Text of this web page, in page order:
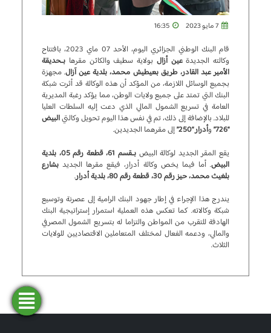
قام البنك الوطني الجزائري اليوم، الأحد 07 ماي 2023، بافتتاح
وكالته الجديدةعين أزال بولاية سطيف والكائن مقرها بـحديقة
الأمير عبد القادر، طريق بعيطيش محمد، بلدية عين آزال. مجهزة
بجميع الوسائل اللازمة، من المؤكد أن هذه الوكالة قد أثرت شبكة
البنك التي تمتد على جميع ولايات الوطن، مما يؤكد رغبة المديرية
العامة في تسريع الشمول المالي الذي دعت إليه السلطات العليا
للبلاد. بالإضافة إلى ذلك، تم في نفس هذا اليوم تحويل وكالتيالبيض
“726”
وأدرار “250”
إلى مقرهما الجديدين.
يقع المقر الجديد لوكالة البيض
بـقسم 61، قطعة رقم 05، بلدية
البيض. أما فيما يخص وكالة أدرار، فيقع مقرها الجديد بشارع
بلغيث محمد، حيز رقم 30، قطعة رقم 80، بلدية أدرار
.
يندرج هذا الإجراء في إطار جهود البنك الرامية إلى عصرنة وتوسيع
شبكة وكالاته. كما تعكس هذه العملية استمرار إستراتيجية البنك
الهادفة للتقرب من المواطن والتزاما له بتسريع الشمول المصرفي
والمالي، ودعمه الفعال لمختلف المتعاملين الاقتصاديين للولايات
الثلاث.
ابحث
عن وكالة
طلب
تمويل
المحاكاة
فتح
حساب